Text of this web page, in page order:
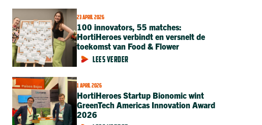
23 APRIL 2026
100 innovators, 55 matches:
HortiHeroes verbindt en versnelt de
toekomst van Food & Flower
LEES VERDER
1 APRIL 2026
HortiHeroes Startup Bionomic wint
GreenTech Americas Innovation Award
2026